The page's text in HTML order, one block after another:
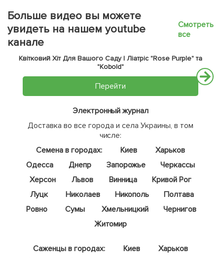
Больше видео вы можете
увидеть на нашем youtube
канале
Смотреть
все
Квітковий Хіт Для Вашого Саду | Ліатріс "Rose Purple" та
"Kobold"
Перейти
Электронный журнал
Доставка во все города и села Украины, в том
числе:
Семена в городах:
Киев
Харьков
Одесса
Днепр Запорожье
Черкассы
Херсон
Львов Винница
Кривой Рог
Луцк
Николаев Никополь
Полтава
Ровно
Сумы Хмельницкий
Чернигов
Житомир
Саженцы в городах: Киев
Харьков